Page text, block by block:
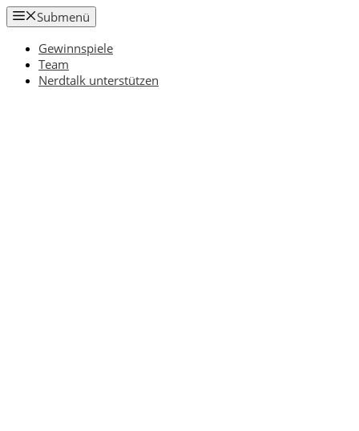
Zum
Inhalt
springen
Submenü
Gewinnspiele
Team
Nerdtalk unterstützen